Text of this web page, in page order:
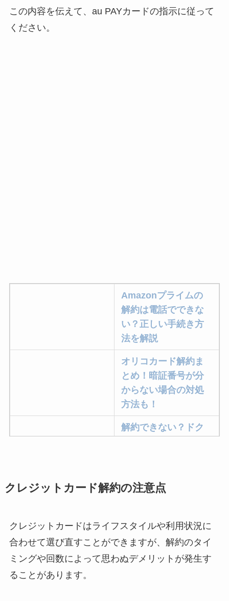
この内容を伝えて、au PAYカードの指示に従って
ください。
Amazonプライムの
解約は電話でできな
い？正しい手続き方
法を解説
オリコカード解約ま
とめ！暗証番号が分
からない場合の対処
方法も！
解約できない？ドク
解約方法まとめ！契
どうなる？
レミノの解約方法ま
とめ！最短手続きや
クレジットカード解約の注意点
クレジットカードはライフスタイルや利用状況に
合わせて選び直すことができますが、解約のタイ
ミングや回数によって思わぬデメリットが発生す
ることがあります。